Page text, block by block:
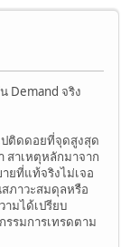
Demand จริง
ปติดดอยที่จุดสูงสุด
สาเหตุหลักมาจาก
ยที่แท้จริงไม่เจอ
ภาวะสมดุลหรือ
มได้เปรียบ
รมการเทรดตาม